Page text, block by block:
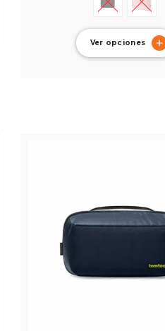
Ver opciones